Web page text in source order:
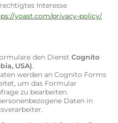
Interesse
yoast.com/privacy-policy/
den Dienst Cognito
USA).
werden an Cognito Forms
um das Formular
zu bearbeiten.
Daten in